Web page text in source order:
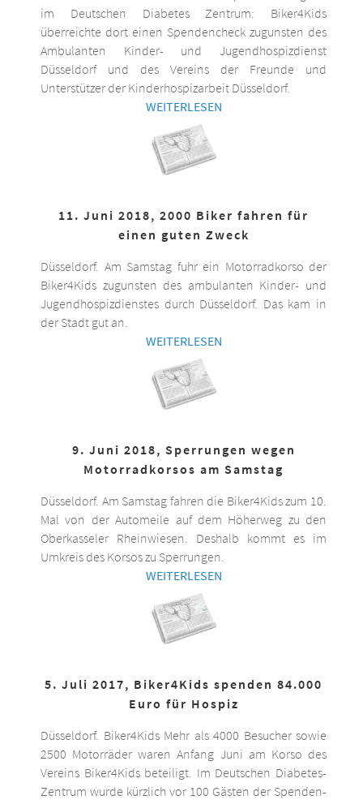
im Deutschen Diabetes Zentrum: Biker4Kids
überreichte dort einen Spendencheck zugunsten des
Ambulanten Kinder- und Jugendhospizdienst
Düsseldorf und des Vereins der Freunde und
Unterstützer der Kinderhospizarbeit Düsseldorf.
WEITERLESEN
11. Juni 2018, 2000 Biker fahren für
einen guten Zweck
Düsseldorf. Am Samstag fuhr ein Motorradkorso der
Biker4Kids zugunsten des ambulanten Kinder- und
Jugendhospizdienstes durch Düsseldorf. Das kam in
der Stadt gut an.
WEITERLESEN
9. Juni 2018, Sperrungen wegen
Motorradkorsos am Samstag
Düsseldorf. Am Samstag fahren die Biker4Kids zum 10.
Mal von der Automeile auf dem Höherweg zu den
Oberkasseler Rheinwiesen. Deshalb kommt es im
Umkreis des Korsos zu Sperrungen.
WEITERLESEN
5. Juli 2017, Biker4Kids spenden 84.000
Euro für Hospiz
Düsseldorf. Biker4Kids Mehr als 4000 Besucher sowie
2500 Motorräder waren Anfang Juni am Korso des
Vereins Biker4Kids beteiligt. Im Deutschen Diabetes-
Zentrum wurde kürzlich vor 100 Gästen der Spenden-